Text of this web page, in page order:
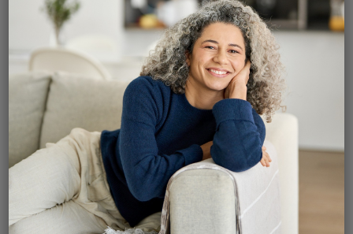
disparaissent généralement en 3 à 5 jours dans la
grande majorité des cas.
La glace est-elle recommandée ? Oui, l’application
de glace est essentielle durant les premières 24
heures, par périodes de 15 à 20 minutes, pour limiter
efficacement le gonflement.
Quand peut-on reprendre les relations sexuelles ?
Après 7 jours, à condition qu’aucune douleur ou gêne
ne subsiste.
Il est courant d’observer ungonflement et des
ecchymoses, qui disparaissent spontanément en
quelques jours. Lesactivités sportives ou physiques